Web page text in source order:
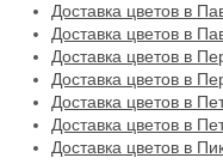
Доставка цветов в
Доставка цветов в
Доставка цветов в
Доставка цветов в
Доставка цветов в
Доставка цветов в
Доставка цветов в